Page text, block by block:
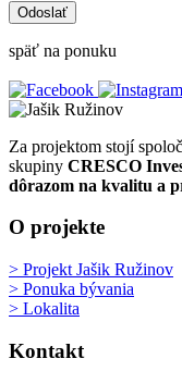
späť na ponuku
Za projektom stojí
skupiny CRESCO
dôrazom na kvalitu a
O projekte
> Projekt Jašik Ružinov
> Ponuka bývania
> Lokalita
Kontakt